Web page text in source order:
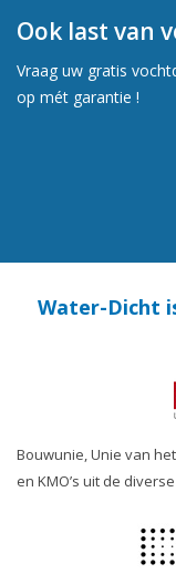
Ook last van
Vraag uw gratis
op mét garantie !
Water-Dicht
Bouwunie, Unie van
en KMO’s uit de